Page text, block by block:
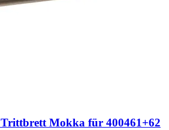
Trittbrett Mokka für 400461+62